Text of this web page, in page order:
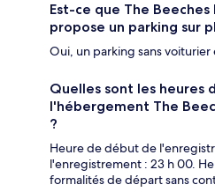
Est-ce que The
propose un parking sur
Oui, un parking sans
Quelles sont les
l'hébergement The
?
Heure de début de
l'enregistrement : 23 h 00.
formalités de départ sans